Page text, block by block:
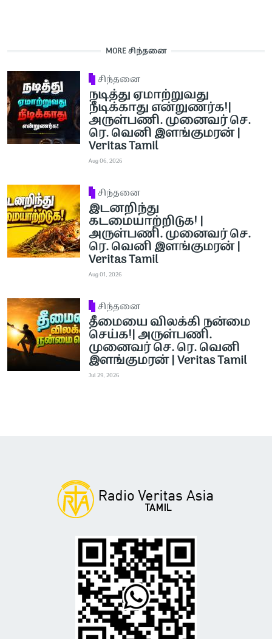
MORE சிந்தனை
சிந்தனை
நடித்து ஏமாற்றுவது
நீடிக்காது என்றுணர்க!|
அருள்பணி. முனைவர் செ.
ரெ. வெனி இளங்குமரன் |
Veritas Tamil
Aug 06, 2026
சிந்தனை
இடனறிந்து
கடமையாற்றிடுக! |
அருள்பணி. முனைவர் செ.
ரெ. வெனி இளங்குமரன் |
Veritas Tamil
Aug 01, 2026
சிந்தனை
தீமையை விலக்கி நன்மை
செய்க!| அருள்பணி.
முனைவர் செ. ரெ. வெனி
இளங்குமரன் | Veritas Tamil
Jul 29, 2026